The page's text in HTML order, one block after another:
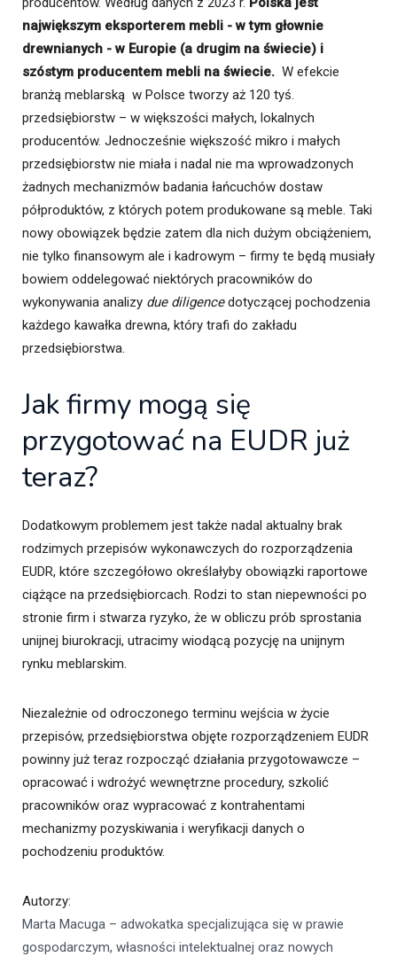
największym eksporterem mebli - w tym głownie
drewnianych - w Europie (a drugim na świecie) i
szóstym producentem mebli na świecie. W efekcie
branżą meblarską w Polsce tworzy aż 120 tyś.
przedsiębiorstw – w większości małych, lokalnych
producentów. Jednocześnie większość mikro i małych
przedsiębiorstw nie miała i nadal nie ma wprowadzonych
żadnych mechanizmów badania łańcuchów dostaw
półproduktów, z których potem produkowane są meble. Taki
nowy obowiązek będzie zatem dla nich dużym obciążeniem,
nie tylko finansowym ale i kadrowym – firmy te będą musiały
bowiem oddelegować niektórych pracowników do
wykonywania analizy due diligencedotyczącej pochodzenia
każdego kawałka drewna, który trafi do zakładu
przedsiębiorstwa.
Jak firmy mogą się
przygotować na EUDR już
teraz?
Dodatkowym problemem jest także nadal aktualny brak
rodzimych przepisów wykonawczych do rozporządzenia
EUDR, które szczegółowo określałyby obowiązki raportowe
ciążące na przedsiębiorcach. Rodzi to stan niepewności po
stronie firm i stwarza ryzyko, że w obliczu prób sprostania
unijnej biurokracji, utracimy wiodącą pozycję na unijnym
rynku meblarskim.
Niezależnie od odroczonego terminu wejścia w życie
przepisów, przedsiębiorstwa objęte rozporządzeniem EUDR
powinny już teraz rozpocząć działania przygotowawcze –
opracować i wdrożyć wewnętrzne procedury, szkolić
pracowników oraz wypracować z kontrahentami
mechanizmy pozyskiwania i weryfikacji danych o
pochodzeniu produktów.
Autorzy:
Marta Macuga – adwokatka specjalizująca się w prawie
gospodarczym, własności intelektualnej oraz nowych